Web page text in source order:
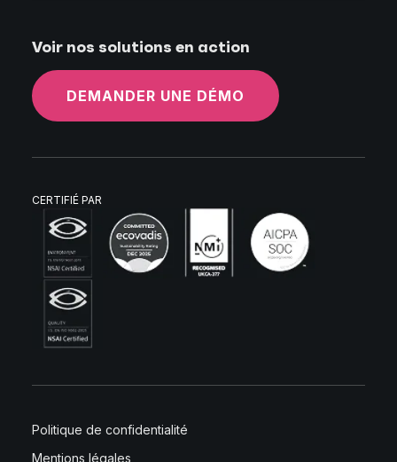
Voir nos solutions en action
DEMANDER UNE DÉMO
CERTIFIÉ PAR
Politique de confidentialité
Mentions légales